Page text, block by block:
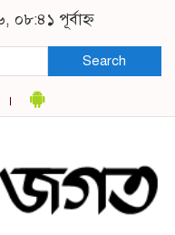
০৮:৪১ পূর্বাহ্ন
Search